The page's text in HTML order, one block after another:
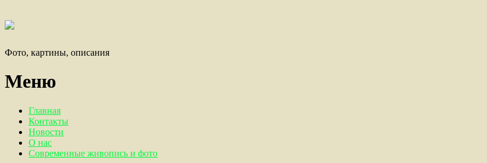
Фото, картины, описания
Меню
Главная
Контакты
Новости
О нас
Современные живопись и фото